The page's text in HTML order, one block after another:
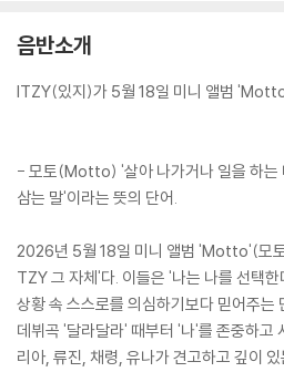
음반소개
ITZY(있지)가 5월 18일 미니 앨범
- 모토(Motto) '살아 나가거나 일을 하는
삼는 말'이라는 뜻의 단어.
2026년 5월 18일 미니 앨범 'Motto'(모
TZY 그 자체'다. 이들은 '나는 나를 선택
상황 속 스스로를 의심하기보다 믿어주는
데뷔곡 '달라달라' 때부터 '나'를 존중하고
리아, 류진, 채령, 유나가 견고하고 깊이